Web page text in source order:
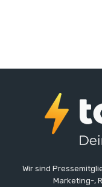
Wir sind
Marketing-,